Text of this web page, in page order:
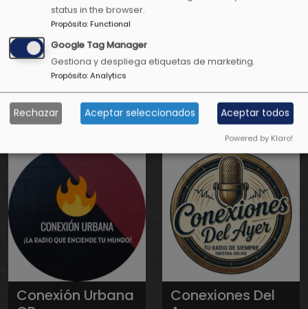
Conexión Radio
3.16
Conexión Radio
Aserri
Conexión Urbana
Conexiones Del
status in the browser.
Propósito:Functional
Google Tag Manager
Gestiona y despliega etiquetas de marketing.
Propósito:Analytics
Rechazar Aceptar seleccionados Aceptar todos
Powered by Klaro!